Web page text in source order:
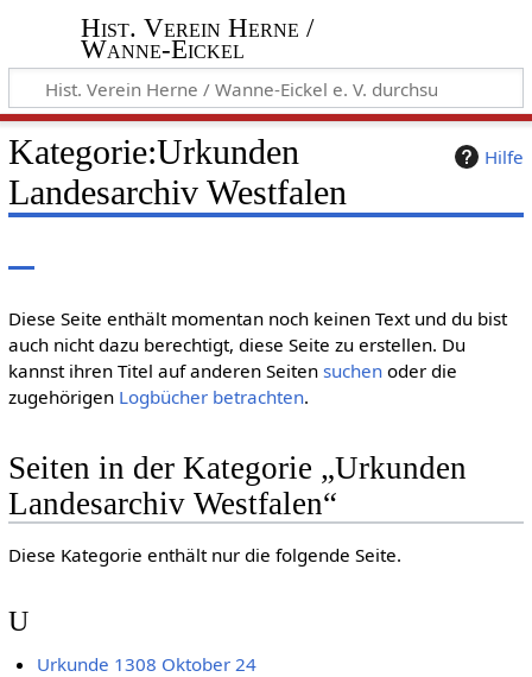
Hist. Verein Herne /
Wanne-Eickel
Hilfe
Kategorie:Urkunden
Landesarchiv Westfalen
Diese Seite enthält momentan noch keinen Text und du bist
auch nicht dazu berechtigt, diese Seite zu erstellen. Du
kannst ihren Titel auf anderen Seiten suchenoder die
zugehörigen Logbücher betrachten.
Seiten in der Kategorie „Urkunden
Landesarchiv Westfalen“
Diese Kategorie enthält nur die folgende Seite.
U
Urkunde 1308 Oktober 24